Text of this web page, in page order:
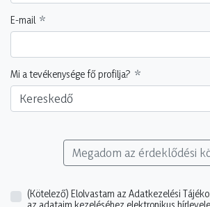
E-mail
Mi a tevékenysége fő profilja?
Kereskedő
Megadom az érdeklődési
(Kötelező) Elolvastam az Adatkezelési
az adataim kezeléséhez elektronikus